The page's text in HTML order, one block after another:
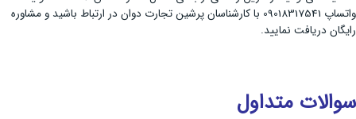
واتساپ 09018317541 با کارشناسان پرشین تجارت دوان در ارتباط باشید و مشاوره
رایگان دریافت نمایید.
سوالات متداول